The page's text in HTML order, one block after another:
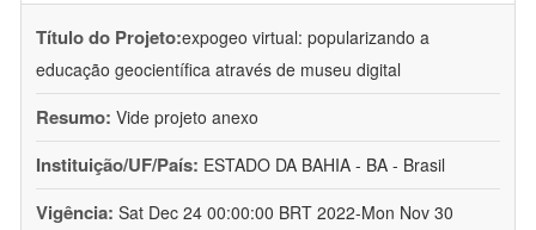
Título do Projeto:expogeo virtual: popularizando a
educação geocientífica através de museu digital
Resumo: Vide projeto anexo
Instituição/UF/País: ESTADO DA BAHIA - BA - Brasil
Vigência: Sat Dec 24 00:00:00 BRT 2022-Mon Nov 30